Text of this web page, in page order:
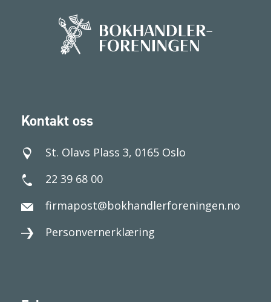
Kontakt oss
St. Olavs Plass 3, 0165 Oslo
22 39 68 00
firmapost@bokhandlerforeningen.no
Personvernerklæring